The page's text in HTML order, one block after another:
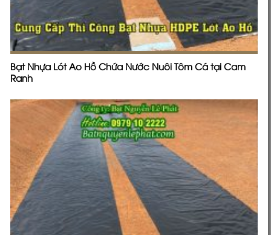
Bạt Nhựa Lót Ao Hồ Chứa Nước Nuôi Tôm Cá tại Cam
Ranh